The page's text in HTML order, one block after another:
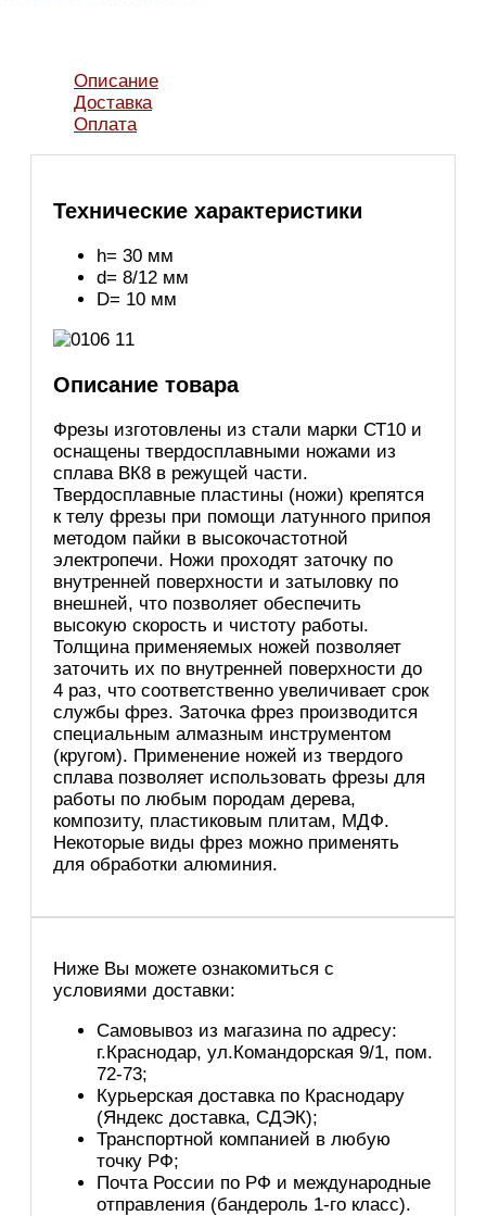
Описание
Доставка
Оплата
Технические характеристики
h= 30 мм
d= 8/12 мм
D= 10 мм
Описание товара
Фрезы изготовлены из стали марки СТ10 и
оснащены твердосплавными ножами из
сплава ВК8 в режущей части.
Твердосплавные пластины (ножи) крепятся
к телу фрезы при помощи латунного припоя
методом пайки в высокочастотной
электропечи. Ножи проходят заточку по
внутренней поверхности и затыловку по
внешней, что позволяет обеспечить
высокую скорость и чистоту работы.
Толщина применяемых ножей позволяет
заточить их по внутренней поверхности до
4 раз, что соответственно увеличивает срок
службы фрез. Заточка фрез производится
специальным алмазным инструментом
(кругом). Применение ножей из твердого
сплава позволяет использовать фрезы для
работы по любым породам дерева,
композиту, пластиковым плитам, МДФ.
Некоторые виды фрез можно применять
для обработки алюминия.
Ниже Вы можете ознакомиться с
условиями доставки:
Самовывоз из магазина по адресу:
г.Краснодар, ул.Командорская 9/1, пом.
72-73;
Курьерская доставка по Краснодару
(Яндекс доставка, СДЭК);
Транспортной компанией в любую
точку РФ;
Почта России по РФ и международные
отправления (бандероль 1-го класс).